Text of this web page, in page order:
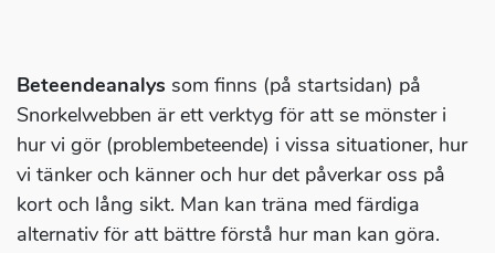
Beteendeanalys som finns (på startsidan) på
Snorkelwebben är ett verktyg för att se mönster i
hur vi gör (problembeteende) i vissa situationer, hur
vi tänker och känner och hur det påverkar oss på
kort och lång sikt. Man kan träna med färdiga
alternativ för att bättre förstå hur man kan göra.